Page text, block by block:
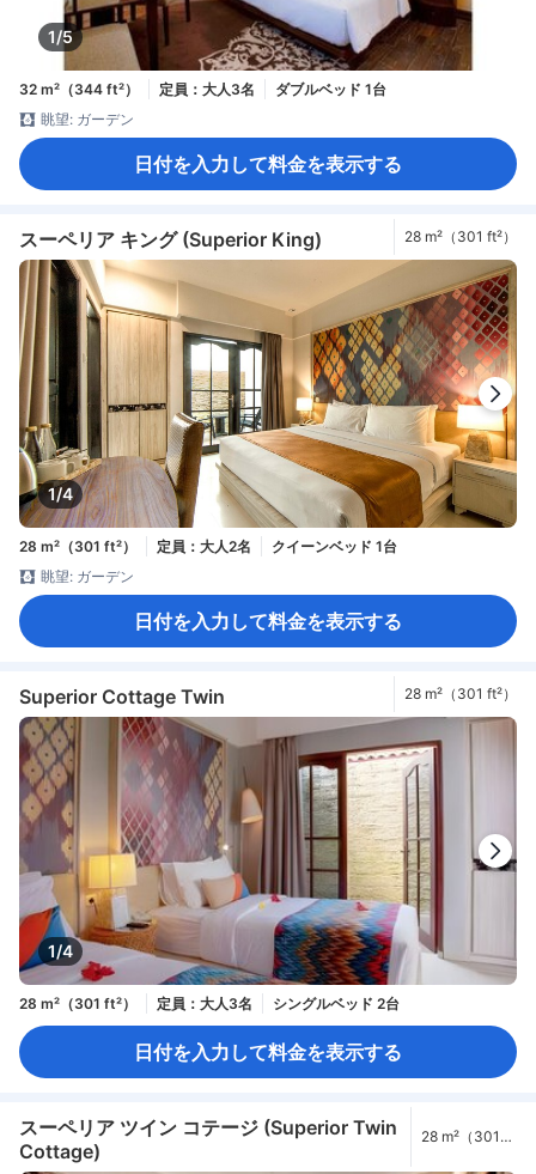
1/5
32 m²（344 ft²） 定員：大人3名
ダブルベッド 1台
眺望: ガーデン
日付を入力して料金を表示する
スーペリア キング (Superior King) 28 m²（301 ft²）
1/4
28 m²（301 ft²） 定員：大人2名
クイーンベッド 1台
眺望: ガーデン
日付を入力して料金を表示する
Superior Cottage Twin 28 m²（301 ft²）
1/4
28 m²（301 ft²） 定員：大人3名 シングルベッド 2台
日付を入力して料金を表示する
スーペリア ツイン コテージ (Superior Twin
Cottage)
28 m²（301